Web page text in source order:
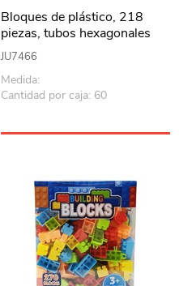
Bloques de plástico, 218
piezas, tubos hexagonales
para encastrar, en bolsa
JU7466
Medida:
Cantidad por caja: 60